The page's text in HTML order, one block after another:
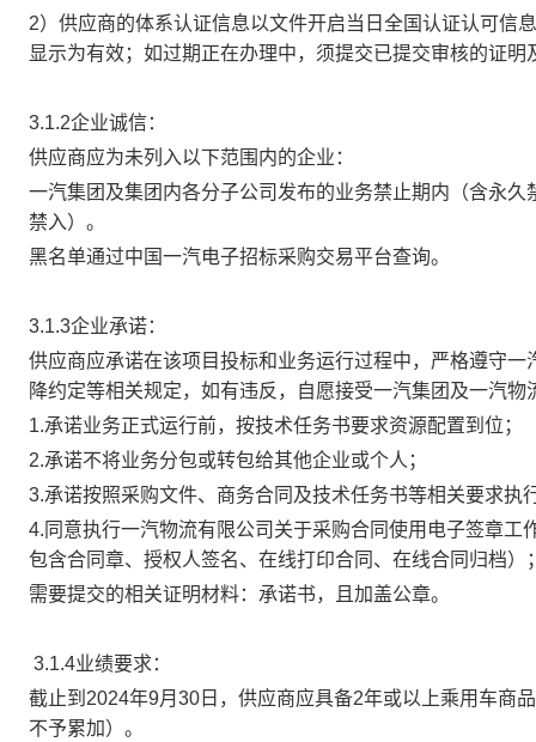
2）供应商的体系认证信息以文件开启当日全国认证认可信
显示为有效；如过期正在办理中，须提交已提交审核的证明
3.1.2企业诚信：
供应商应为未列入以下范围内的企业：
一汽集团及集团内各分子公司发布的业务禁止期内（含永
禁入）。
黑名单通过中国一汽电子招标采购交易平台查询。
3.1.3企业承诺：
供应商应承诺在该项目投标和业务运行过程中，严格遵守
降约定等相关规定，如有违反，自愿接受一汽集团及一汽
1.承诺业务正式运行前，按技术任务书要求资源配置到位；
2.承诺不将业务分包或转包给其他企业或个人；
3.承诺按照采购文件、商务合同及技术任务书等相关要求执
4. 同意执行一汽物流有限公司关于采购合同使用电子签章
包含合同章、授权人签名、在线打印合同、在线合同归档
需要提交的相关证明材料：承诺书，且加盖公章。
3.1.4业绩要求：
截止到2024年9月30日，供应商应具备2年或以上乘用车商
不予累加）。